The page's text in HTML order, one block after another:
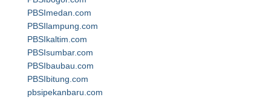
PBSImedan.com
PBSIlampung.com
PBSIkaltim.com
PBSIsumbar.com
PBSIbaubau.com
PBSIbitung.com
pbsipekanbaru.com